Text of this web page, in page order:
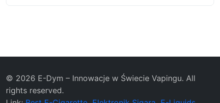
© 2026 E-Dym – Innowacje w Świecie Vapingu. All
rights reserved.